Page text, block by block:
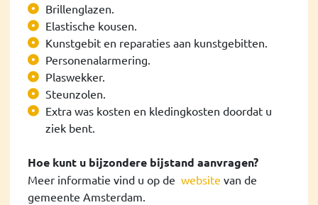
Brillenglazen.
Elastische kousen.
Kunstgebit en reparaties aan kunstgebitten.
Personenalarmering.
Plaswekker.
Steunzolen.
Extra was kosten en kledingkosten doordat u
ziek bent.
Hoe kunt u bijzondere bijstand aanvragen?
Meer informatie vind u op de website van de
gemeente Amsterdam.